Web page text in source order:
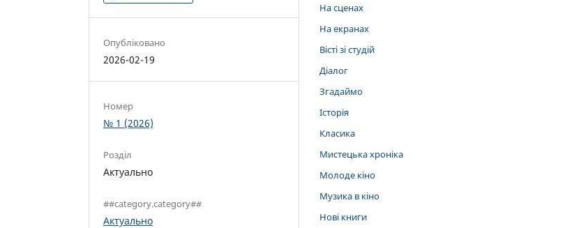
Опубліковано
2026-02-19
Номер
№ 1 (2026)
Розділ
Актуально
##category.category##
Актуально
На сценах
На екранах
Вісті зі студій
Діалог
Згадаймо
Історія
Класика
Мистецька хроніка
Молоде кіно
Музика в кіно
Нові книги